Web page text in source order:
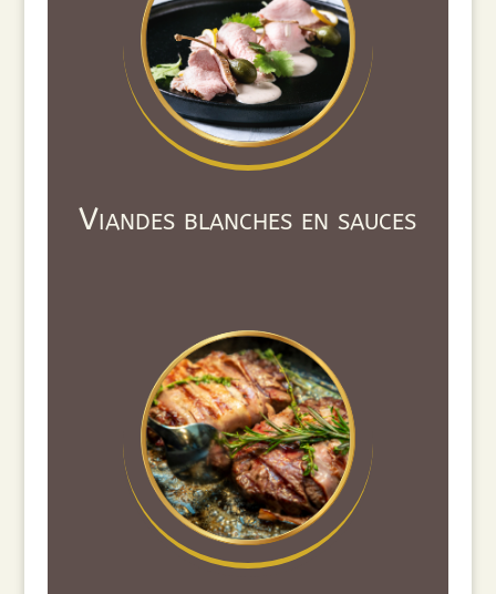
Viandes blanches en sauces